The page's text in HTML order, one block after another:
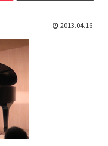
2013.04.16